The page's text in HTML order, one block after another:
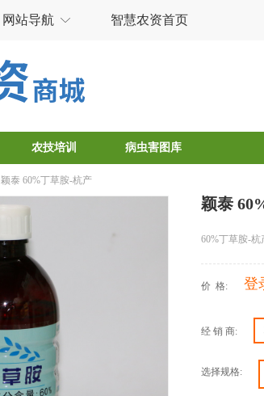
网站导航 智慧农资首页
农技培训 病虫害图库
颖泰 60%丁草胺-杭产
颖泰
60%丁草胺-杭
价 格: 登
经 销 商:
选择规格: